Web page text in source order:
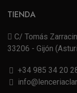
TIENDA
C/ Tomás
33206 - Gijón
+34 985 34 20